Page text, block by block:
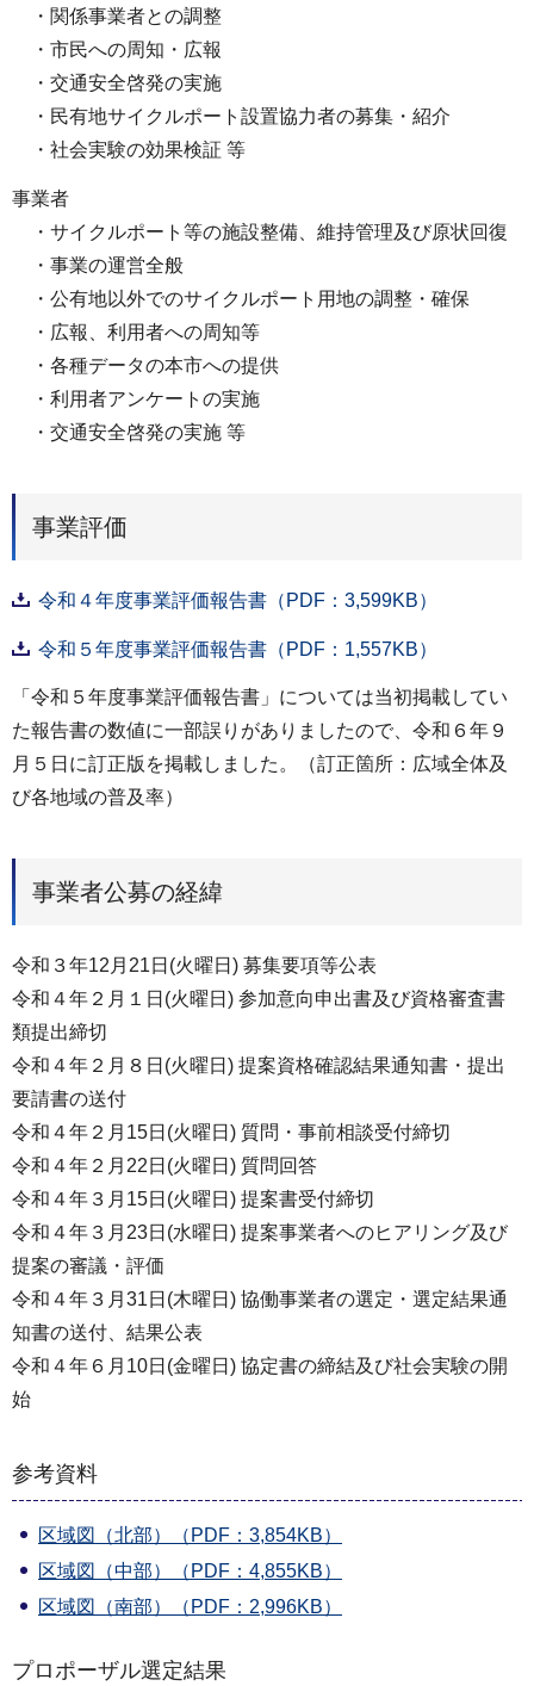
・関係事業者との調整
・市民への周知・広報
・交通安全啓発の実施
・民有地サイクルポート設置協力者の募集・紹介
・社会実験の効果検証 等
事業者
・サイクルポート等の施設整備、維持管理及び原状回復
・事業の運営全般
・公有地以外でのサイクルポート用地の調整・確保
・広報、利用者への周知等
・各種データの本市への提供
・利用者アンケートの実施
・交通安全啓発の実施 等
事業評価
令和４年度事業評価報告書（PDF：3,599KB）
令和５年度事業評価報告書（PDF：1,557KB）
「令和５年度事業評価報告書」については当初掲載してい
た報告書の数値に一部誤りがありましたので、令和６年９
月５日に訂正版を掲載しました。（訂正箇所：広域全体及
び各地域の普及率）
事業者公募の経緯
令和３年12月21日(火曜日) 募集要項等公表
令和４年２月１日(火曜日) 参加意向申出書及び資格審査書
類提出締切
令和４年２月８日(火曜日) 提案資格確認結果通知書・提出
要請書の送付
令和４年２月15日(火曜日) 質問・事前相談受付締切
令和４年２月22日(火曜日) 質問回答
令和４年３月15日(火曜日) 提案書受付締切
令和４年３月23日(水曜日) 提案事業者へのヒアリング及び
提案の審議・評価
令和４年３月31日(木曜日) 協働事業者の選定・選定結果通
知書の送付、結果公表
令和４年６月10日(金曜日) 協定書の締結及び社会実験の開
始
参考資料
区域図（北部）（PDF：3,854KB）
区域図（中部）（PDF：4,855KB）
区域図（南部）（PDF：2,996KB）
プロポーザル選定結果